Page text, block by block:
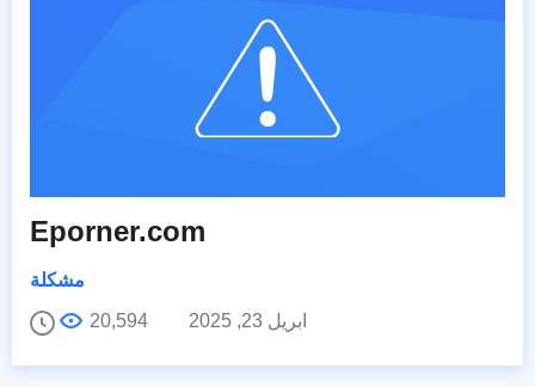
Eporner.com
مشكلة
ابريل 23, 2025
20,594